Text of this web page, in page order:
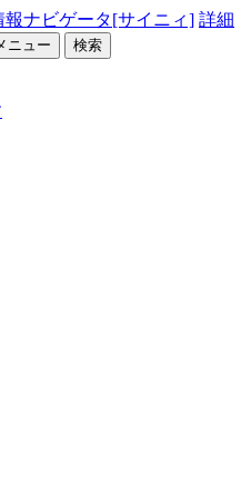
ナビゲータ[サイニィ] 詳細
ニュー 検索